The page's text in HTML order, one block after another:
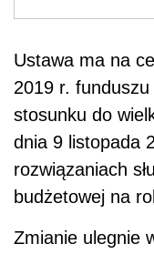
Ustawa ma na
2019 r.
stosunku do
dnia 9 listopada
rozwiązaniach
budżetowej na
Zmianie ulegnie